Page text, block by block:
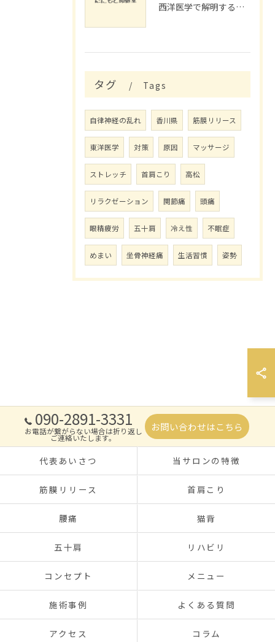
西洋医学で解明する睡眠障害対策
タグ Tags
自律神経の乱れ 香川県 筋膜リリース
東洋医学 対策 原因 マッサージ
ストレッチ 首肩こり 高松
リラクゼーション 関節痛 頭痛
眼精疲労 五十肩 冷え性 不眠症
めまい 坐骨神経痛 生活習慣 姿勢
090-2891-3331
お電話が繋がらない場合は折り返し
ご連絡いたします。
お問い合わせはこちら
代表あいさつ 当サロンの特徴
筋膜リリース 首肩こり
腰痛 猫背
五十肩 リハビリ
コンセプト メニュー
施術事例 よくある質問
アクセス コラム